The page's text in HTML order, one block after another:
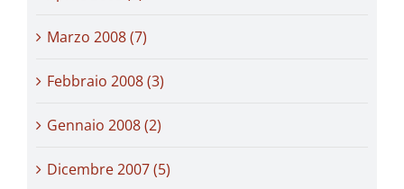
Marzo 2008 (7)
Febbraio 2008 (3)
Gennaio 2008 (2)
Dicembre 2007 (5)